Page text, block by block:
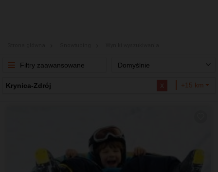
Filtry zaawansowane Domyślnie
Krynica-Zdrój x +15 km